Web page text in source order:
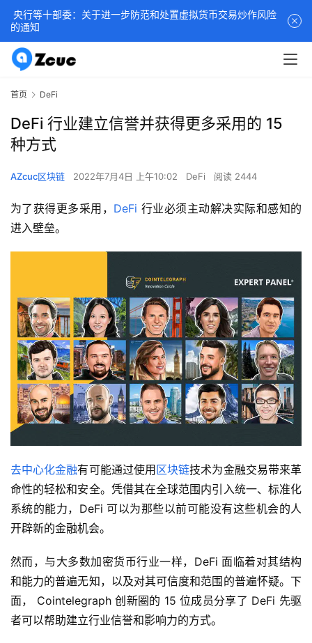
首页 DeFi
DeFi 行业建立信誉并获得更多采用的 15
种方式
AZcuc区块链 2022年7月4日 上午10:02 DeFi 阅读 2444
为了获得更多采用， DeFi 行业必须主动解决实际和感知的
进入壁垒。
去中心化金融有可能通过使用 区块链技术为金融交易带来革
命性的轻松和安全。凭借其在全球范围内引入统一、标准化
系统的能力，DeFi 可以为那些以前可能没有这些机会的人
开辟新的金融机会。
然而，与大多数加密货币行业一样，DeFi 面临着对其结构
和能力的普遍无知，以及对其可信度和范围的普遍怀疑。下
面， Cointelegraph 创新圈的 15 位成员分享了 DeFi 先驱
者可以帮助建立行业信誉和影响力的方式。
央行等十部委：关于进一步防范和处置虚拟货币交易炒作风险
的通知